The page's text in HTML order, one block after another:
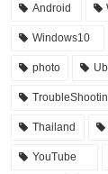
Android
Windows10
photo
Thailand
YouTube